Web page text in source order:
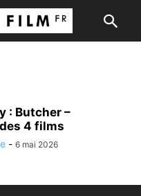
: Butcher –
4 films
- 6 mai 2026